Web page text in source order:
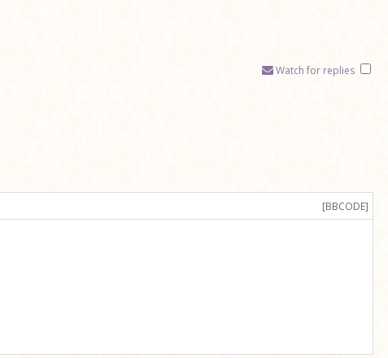
Watch for replies
[BBCODE]